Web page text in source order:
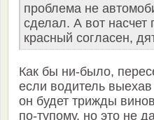
проблема не
сделал. А вот
красный согласен,
Как бы ни-было,
если водитель
он будет трижды
по-тупому, но это не